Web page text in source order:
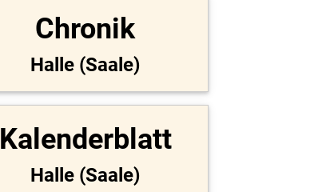
Chronik
Halle (Saale)
Kalenderblatt
Halle (Saale)